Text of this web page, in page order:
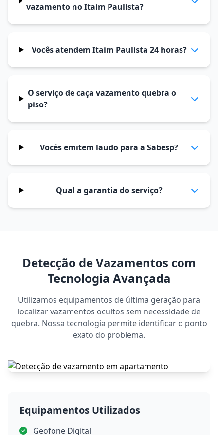
vazamento no Itaim Paulista?
Vocês atendem Itaim Paulista 24 horas?
O serviço de caça vazamento quebra o
piso?
Vocês emitem laudo para a Sabesp?
Qual a garantia do serviço?
Detecção de Vazamentos com
Tecnologia Avançada
Utilizamos equipamentos de última geração para
localizar vazamentos ocultos sem necessidade de
quebra. Nossa tecnologia permite identificar o ponto
exato do problema.
Equipamentos Utilizados
Geofone Digital